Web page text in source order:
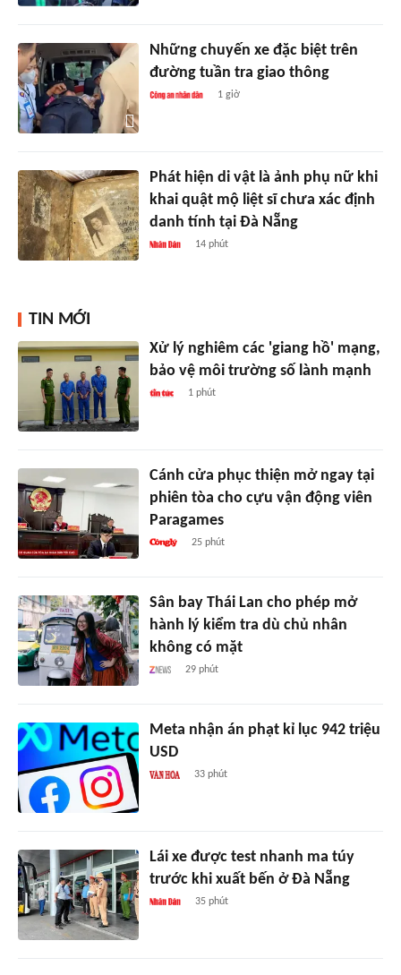
Những chuyến xe đặc biệt trên
đường tuần tra giao thông
1 giờ
Phát hiện di vật là ảnh phụ nữ khi
khai quật mộ liệt sĩ chưa xác định
danh tính tại Đà Nẵng
14 phút
TIN MỚI
Xử lý nghiêm các 'giang hồ' mạng,
bảo vệ môi trường số lành mạnh
1 phút
Cánh cửa phục thiện mở ngay tại
phiên tòa cho cựu vận động viên
Paragames
25 phút
Sân bay Thái Lan cho phép mở
hành lý kiểm tra dù chủ nhân
không có mặt
29 phút
Meta nhận án phạt kỉ lục 942 triệu
USD
33 phút
Lái xe được test nhanh ma túy
trước khi xuất bến ở Đà Nẵng
35 phút